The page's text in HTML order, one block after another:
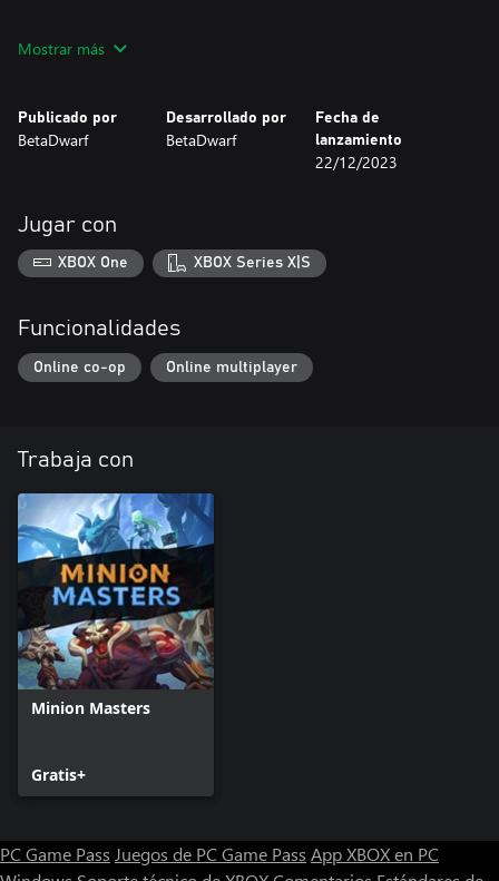
victory!
Mostrar más
Publicado por
BetaDwarf
Desarrollado por
BetaDwarf
Fecha de
lanzamiento
22/12/2023
Jugar con
XBOX One XBOX Series X|S
Funcionalidades
Online co-op Online multiplayer
Trabaja con
Minion Masters
Gratis+
PC Game Pass Juegos de PC Game Pass App XBOX en PC